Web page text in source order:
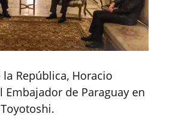
República, Horacio
Embajador de Paraguay en